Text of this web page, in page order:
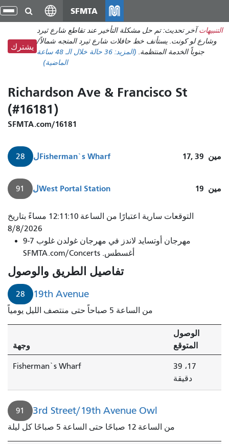
انتقل
إلى
المحتوى
الرئيسي
SFMTA
التنبيهات آخر تحديث: تم حل مشكلة التأخير عند تقاطع شارع ثيرد
وشارع لو كونت. يستأنف خط حافلات شارع ثيرد المتجه شمالاً/
جنوباً الخدمة المنتظمة. (المزيد: 36 حالة
خلال الـ 48 ساعة
الماضية)
يشترك
Richardson Ave & Francisco St
(#16181)
SFMTA.com/16181
28 لFisherman`s Wharf 17, 39 مين
91 لWest Portal Station 19 مين
التوقعات سارية اعتبارًا من الساعة 12:11:10 مساءً بتاريخ
8/8/2026
مهرجان أوتسايد لاندز في مهرجان غولدن غلوب 7-9
أغسطس. SFMTA.com/Concerts
تفاصيل الطريق والوصول
28 19th Avenue
من الساعة 5 صباحاً حتى منتصف الليل يومياً
وجهة
الوصول
المتوقع
Fisherman`s Wharf
17، 39
دقيقة
91 3rd Street/19th Avenue Owl
من الساعة 12 صباحًا حتى الساعة 5 صباحًا كل ليلة